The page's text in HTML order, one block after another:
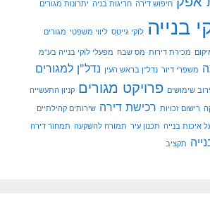
חיפוש דירה חריגות בניה יתרונות מגורים
בנייה לוקי גייטס ליווי משפטי מגורים
מכירת דירות מס שבח מפעלי לוקי בנייה בע"מ
משפרי דיור נדל"ן בראש העין נדל"ן למגורים
שימושים פרויקט מגורים קניון התעשייה
רישום זכויות רכישת דירה שירותים קהילתיים
איכות בנייה תכנון עיר תמורה להשקעה תמחור דירה
תקציב